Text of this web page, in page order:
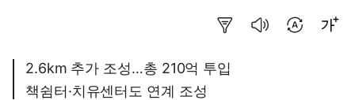
2.6km 추가 조성…총 210억 투입
책쉼터·치유센터도 연계 조성